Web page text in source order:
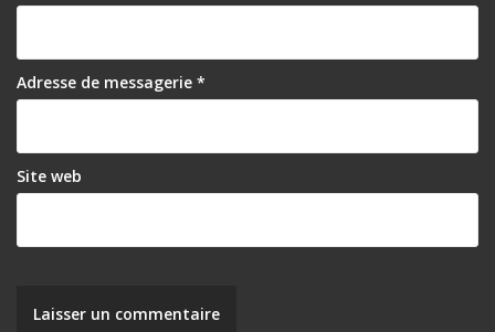
Adresse de messagerie *
Site web